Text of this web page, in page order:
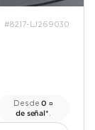
#8217-LJ269030
Desde0 ¤
de señal*